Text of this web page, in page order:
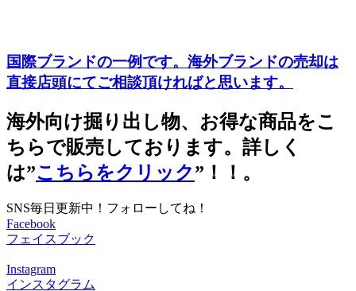
国際ブランドの一例です。海外ブランドの売却は
直接店頭にてご相談頂ければと思います。
海外向け掘り出し物、お得な商品をこ
ちらで販売しております。詳しく
は”こちらをクリック”！！。
SNS毎日更新中！フォローしてね！
Facebook
フェイスブック
Instagram
インスタグラム